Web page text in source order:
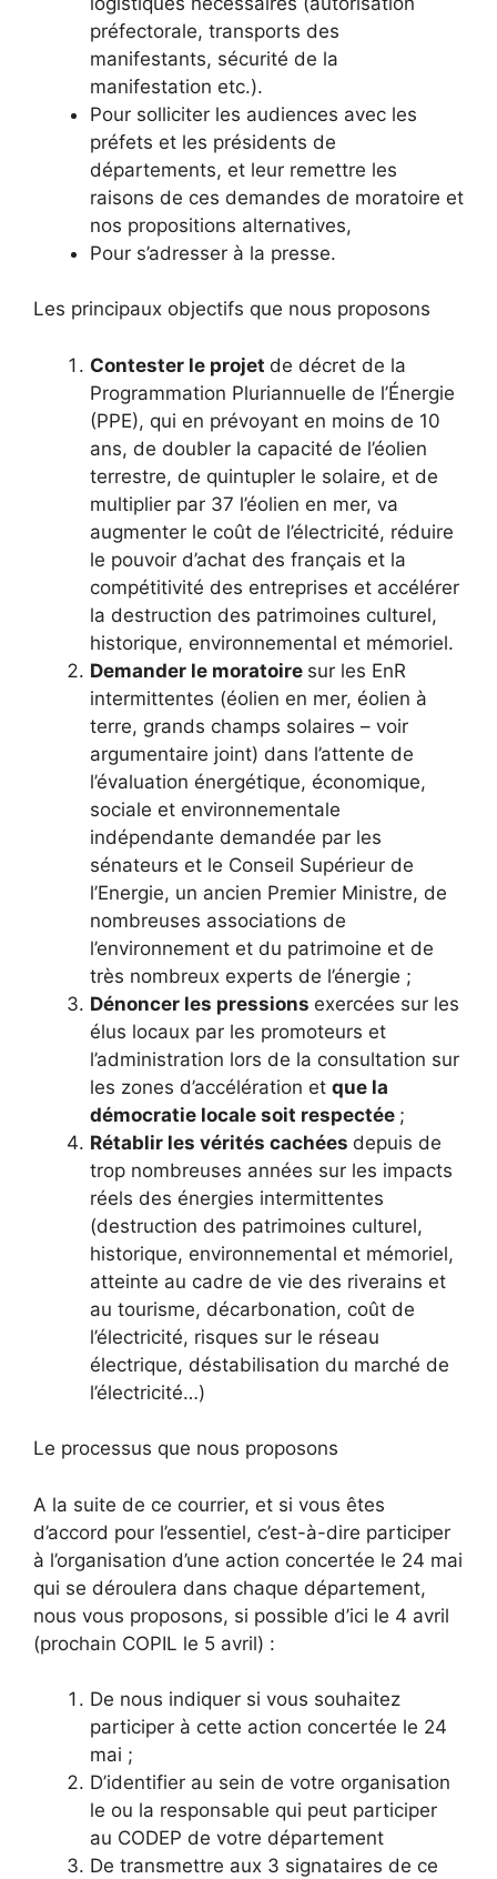
préfectorale, transports des
manifestants, sécurité de la
manifestation etc.).
Pour solliciter les audiences avec les
préfets et les présidents de
départements, et leur remettre les
raisons de ces demandes de moratoire et
nos propositions alternatives,
Pour s’adresser à la presse.
Les principaux objectifs que nous proposons
Contester le projet de décret de la
Programmation Pluriannuelle de l’Énergie
(PPE), qui en prévoyant en moins de 10
ans, de doubler la capacité de l’éolien
terrestre, de quintupler le solaire, et de
multiplier par 37 l’éolien en mer, va
augmenter le coût de l’électricité, réduire
le pouvoir d’achat des français et la
compétitivité des entreprises et accélérer
la destruction des patrimoines culturel,
historique, environnemental et mémoriel.
Demander le moratoire sur les EnR
intermittentes (éolien en mer, éolien à
terre, grands champs solaires – voir
argumentaire joint) dans l’attente de
l’évaluation énergétique, économique,
sociale et environnementale
indépendante demandée par les
sénateurs et le Conseil Supérieur de
l’Energie, un ancien Premier Ministre, de
nombreuses associations de
l’environnement et du patrimoine et de
très nombreux experts de l’énergie ;
Dénoncer les pressions exercées sur les
élus locaux par les promoteurs et
l’administration lors de la consultation sur
les zones d’accélération et que la
démocratie locale soit respectée ;
Rétablir les vérités cachées depuis de
trop nombreuses années sur les impacts
réels des énergies intermittentes
(destruction des patrimoines culturel,
historique, environnemental et mémoriel,
atteinte au cadre de vie des riverains et
au tourisme, décarbonation, coût de
l’électricité, risques sur le réseau
électrique, déstabilisation du marché de
l’électricité…)
Le processus que nous proposons
A la suite de ce courrier, et si vous êtes
d’accord pour l’essentiel, c’est-à-dire participer
à l’organisation d’une action concertée le 24 mai
qui se déroulera dans chaque département,
nous vous proposons, si possible d’ici le 4 avril
(prochain COPIL le 5 avril) :
De nous indiquer si vous souhaitez
participer à cette action concertée le 24
mai ;
D’identifier au sein de votre organisation
le ou la responsable qui peut participer
au CODEP de votre département
De transmettre aux 3 signataires de ce